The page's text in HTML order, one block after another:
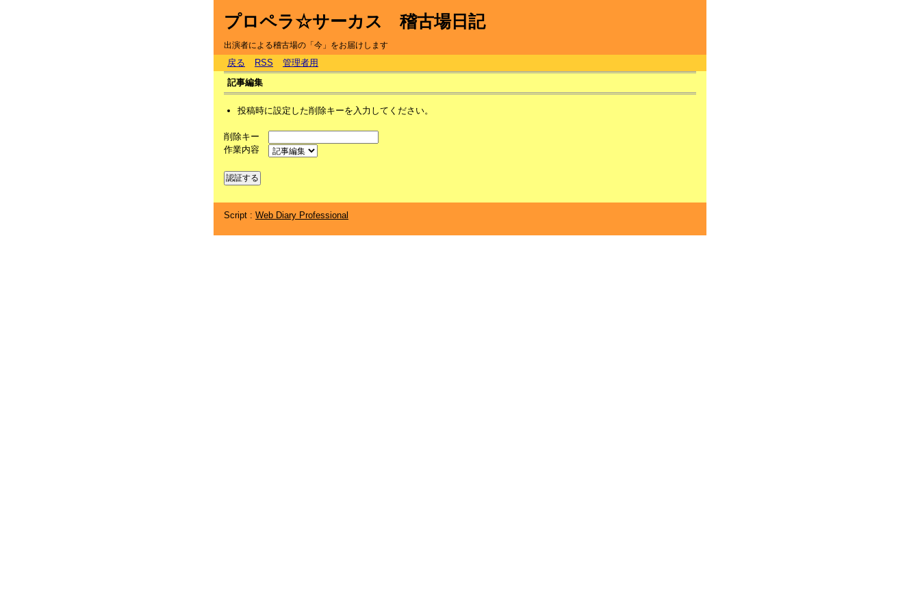
プロペラ☆サーカス 稽古場日記
出演者による稽古場の「今」をお届けします
戻る RSS
管理者用
記事編集
投稿時に設定した削除キーを入力してください。
削除キー
作業内容
Script : Web Diary Professional